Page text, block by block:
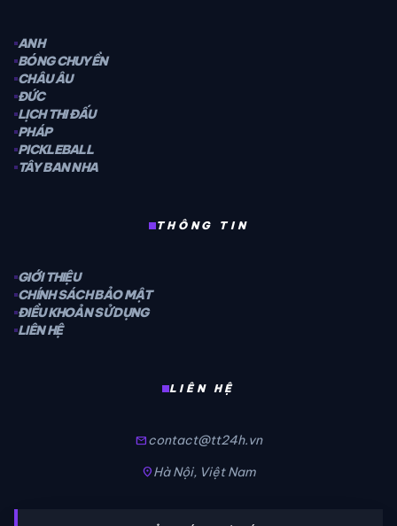
ANH
BÓNG CHUYỀN
CHÂU ÂU
ĐỨC
LỊCH THI ĐẤU
PHÁP
PICKLEBALL
TÂY BAN NHA
THÔNG TIN
GIỚI THIỆU
CHÍNH SÁCH BẢO MẬT
ĐIỀU KHOẢN SỬ DỤNG
LIÊN HỆ
LIÊN HỆ
mailcontact@tt24h.vn
location_onHà Nội, Việt Nam